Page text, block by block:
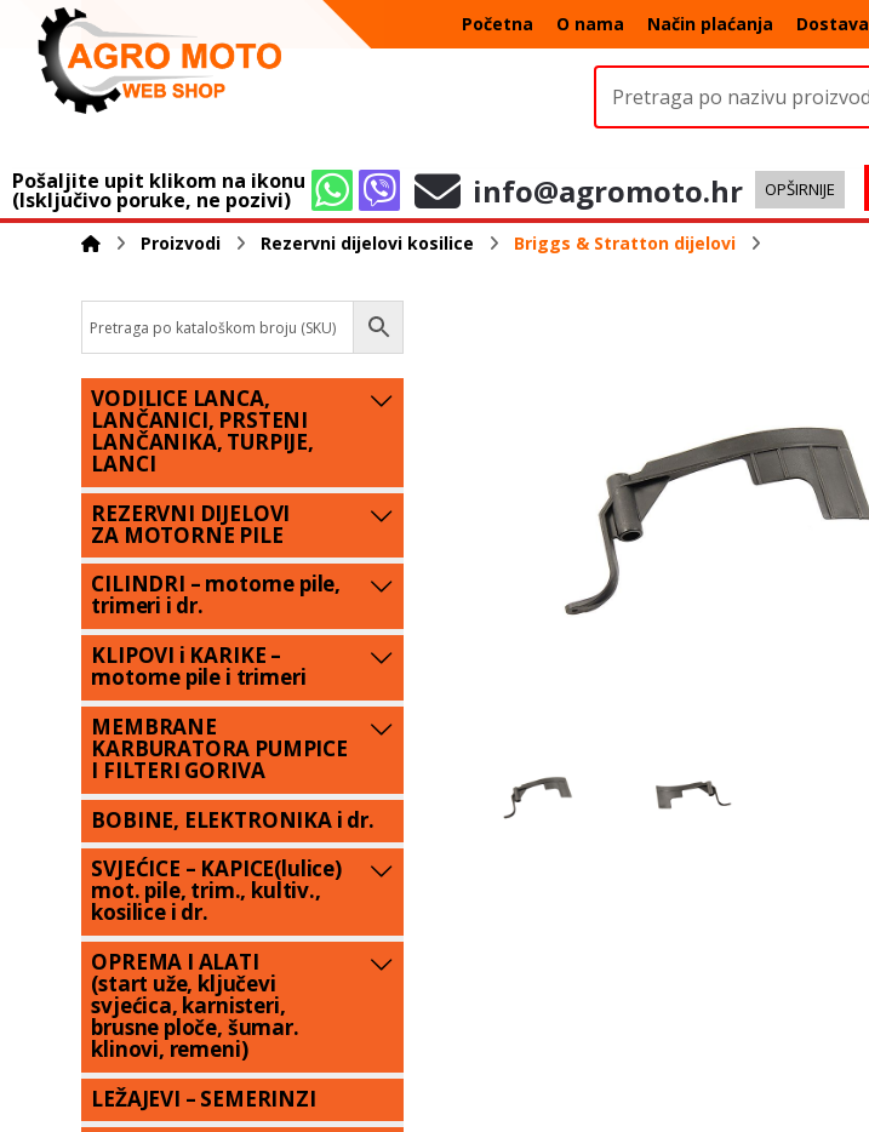
Početna O nama Način plaćanja Dostava
Pošaljite upit klikom na ikonu
(Isključivo poruke, ne pozivi) info@agromoto.hr OPŠIRNIJE
Proizvodi Rezervni dijelovi kosilice Briggs & Stratton dijelovi
VODILICE LANCA,
LANČANICI, PRSTENI
LANČANIKA, TURPIJE,
LANCI
REZERVNI DIJELOVI
ZA MOTORNE PILE
CILINDRI – motorne pile,
trimeri i dr.
KLIPOVI i KARIKE –
motorne pile i trimeri
MEMBRANE
KARBURATORA PUMPICE
I FILTERI GORIVA
BOBINE, ELEKTRONIKA i dr.
SVJEĆICE – KAPICE(lulice)
mot. pile, trim., kultiv.,
kosilice i dr.
OPREMA I ALATI
(start uže, ključevi
svjećica, karnisteri,
brusne ploče, šumar.
klinovi, remeni)
LEŽAJEVI – SEMERINZI